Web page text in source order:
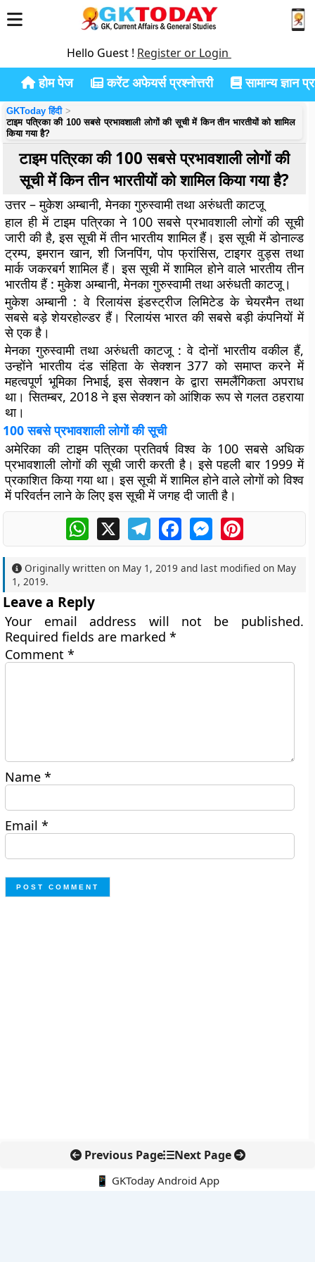
Hello Guest ! Register or Login
होम पेज करेंट अफेयर्स प्रश्नोत्तरी सामान्य ज्ञान
GKToday हिंदी
टाइम पत्रिका की 100 सबसे प्रभावशाली लोगों की सूची में किन तीन भारतीयों को शामिल
किया गया है?
टाइम पत्रिका की 100 सबसे प्रभावशाली लोगों की
सूची में किन तीन भारतीयों को शामिल किया गया है?
उत्तर – मुकेश अम्बानी, मेनका गुरुस्वामी तथा अरुंधती काटजू
हाल ही में टाइम पत्रिका ने 100 सबसे प्रभावशाली लोगों की सूची
जारी की है, इस सूची में तीन भारतीय शामिल हैं। इस सूची में डोनाल्ड
ट्रम्प, इमरान खान, शी जिनपिंग, पोप फ्रांसिस, टाइगर वुड्स तथा
मार्क जकरबर्ग शामिल हैं। इस सूची में शामिल होने वाले भारतीय तीन
भारतीय हैं : मुकेश अम्बानी, मेनका गुरुस्वामी तथा अरुंधती काटजू।
मुकेश अम्बानी: वे रिलायंस इंडस्ट्रीज लिमिटेड के चेयरमैन तथा
सबसे बड़े शेयरहोल्डर हैं। रिलायंस भारत की सबसे बड़ी कंपनियों में
से एक है।
मेनका गुरुस्वामी तथा अरुंधती काटजू: वे दोनों भारतीय वकील हैं,
उन्होंने भारतीय दंड संहिता के सेक्शन 377 को समाप्त करने में
महत्वपूर्ण भूमिका निभाई, इस सेक्शन के द्वारा समलैंगिकता अपराध
था। सितम्बर, 2018 ने इस सेक्शन को आंशिक रूप से गलत ठहराया
था।
100 सबसे प्रभावशाली लोगों की सूची
अमेरिका की टाइम पत्रिका प्रतिवर्ष विश्व के 100 सबसे अधिक
प्रभावशाली लोगों की सूची जारी करती है। इसे पहली बार 1999 में
प्रकाशित किया गया था। इस सूची में शामिल होने वाले लोगों को विश्व
में परिवर्तन लाने के लिए इस सूची में जगह दी जाती है।
WhatsApp
X TelegramFacebookMessengerPinterest
Originally written on May 1, 2019 and last modified on May
1, 2019.
Leave a Reply
Your email address will not be published.
Required fields are marked*
Comment*
Name*
Email*
Previous Page Next Page
📱 GKToday Android App